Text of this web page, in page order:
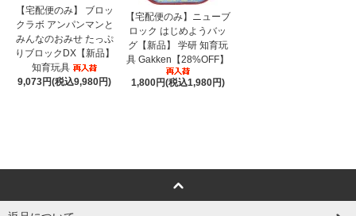
【宅配便のみ】 ブロッ
クラボ アンパンマンと
みんなのおみせ たっぷ
りブロックDX【新品】
知育玩具
9,073円(税込9,980円)
【宅配便のみ】ニューブ
ロック はじめようバッ
グ【新品】 学研 知育玩
具 Gakken【28%OFF】
1,800円(税込1,980円)